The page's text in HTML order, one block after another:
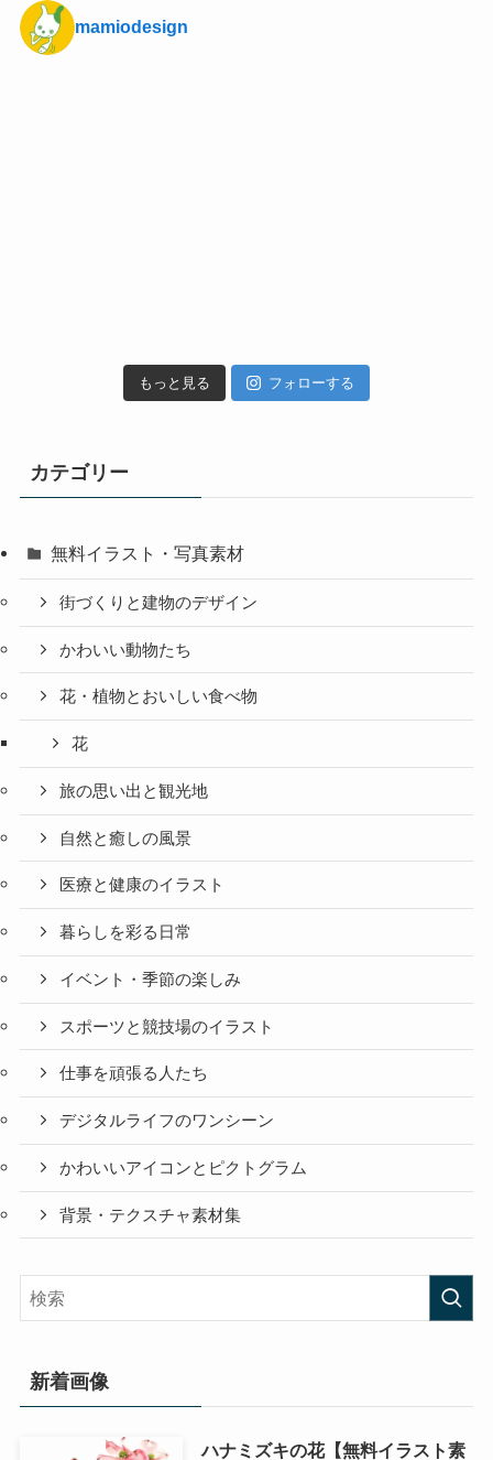
mamiodesign
もっと見る フォローする
カテゴリー
無料イラスト・写真素材
街づくりと建物のデザイン
かわいい動物たち
花・植物とおいしい食べ物
花
旅の思い出と観光地
自然と癒しの風景
医療と健康のイラスト
暮らしを彩る日常
イベント・季節の楽しみ
スポーツと競技場のイラスト
仕事を頑張る人たち
デジタルライフのワンシーン
かわいいアイコンとピクトグラム
背景・テクスチャ素材集
新着画像
ハナミズキの花【無料イラスト素